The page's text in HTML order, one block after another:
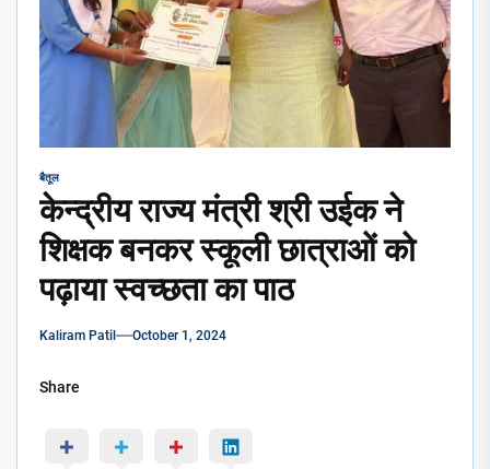
बैतूल
केन्द्रीय राज्य मंत्री श्री उईक ने
शिक्षक बनकर स्कूली छात्राओं को
पढ़ाया स्वच्छता का पाठ
Kaliram Patil October 1, 2024
Share